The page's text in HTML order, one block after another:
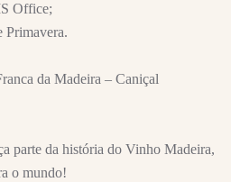
Office;
Primavera.
da Madeira – Caniçal
parte da história do Vinho Madeira,
o mundo!